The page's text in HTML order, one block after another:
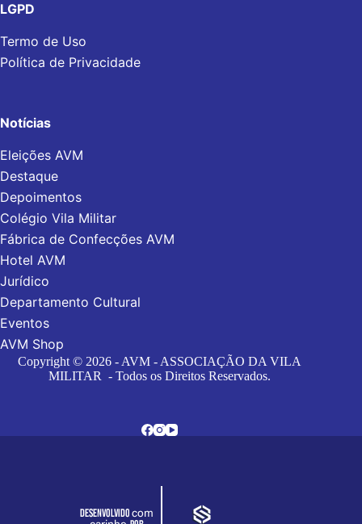
LGPD
Termo de Uso
Política de Privacidade
Notícias
Eleições AVM
Destaque
Depoimentos
Colégio Vila Militar
Fábrica de Confecções AVM
Hotel AVM
Jurídico
Departamento Cultural
Eventos
AVM Shop
Copyright © 2026 - AVM - ASSOCIAÇÃO DA VILA
MILITAR - Todos os Direitos Reservados.